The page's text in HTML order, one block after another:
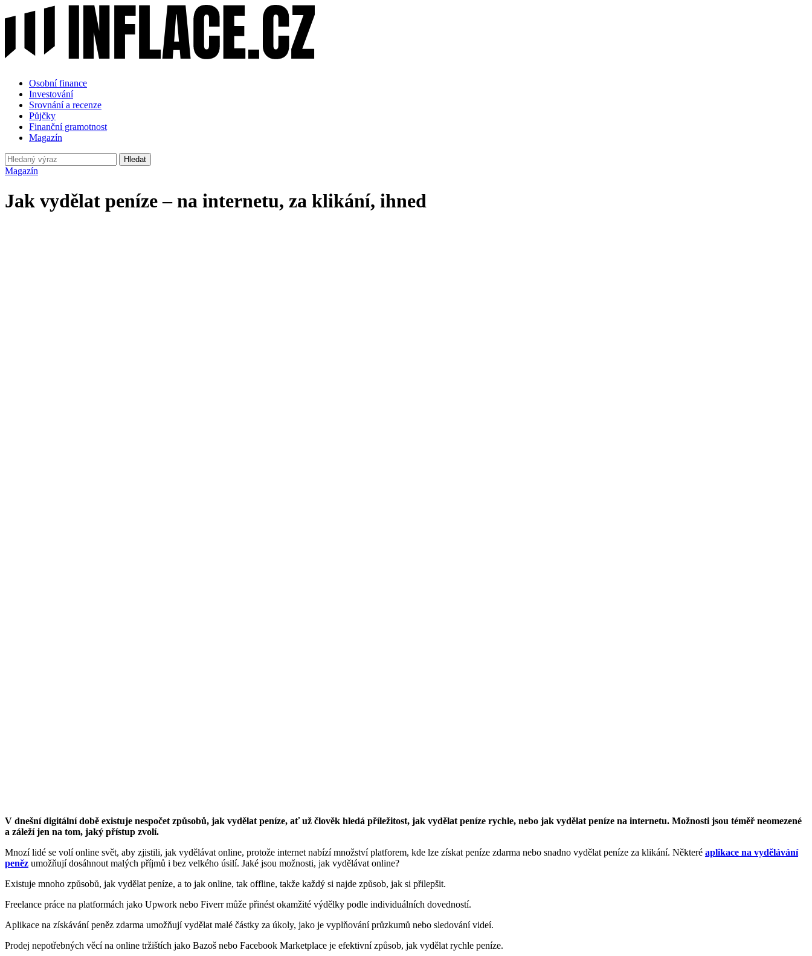
Osobní finance
Investování
Srovnání a recenze
Půjčky
Finanční gramotnost
Magazín
Hledat
Magazín
Jak vydělat peníze – na internetu, za klikání, ihned
V dnešní digitální době existuje nespočet způsobů, jak vydělat peníze, ať už člověk hledá příležitost, jak vydělat peníze rychle, nebo jak vydělat peníze na internetu. Možnosti jsou téměř neomezené
a záleží jen na tom, jaký přístup zvolí.
Mnozí lidé se volí online svět, aby zjistili, jak vydělávat online, protože internet nabízí množství platforem, kde lze získat peníze zdarma nebo snadno vydělat peníze za klikání. Některé aplikace na vydělávání
peněz umožňují dosáhnout malých příjmů i bez velkého úsilí. Jaké jsou možnosti, jak vydělávat online?
Existuje mnoho způsobů, jak vydělat peníze, a to jak online, tak offline, takže každý si najde způsob, jak si přilepšit.
Freelance práce na platformách jako Upwork nebo Fiverr může přinést okamžité výdělky podle individuálních dovedností.
Aplikace na získávání peněz zdarma umožňují vydělat malé částky za úkoly, jako je vyplňování průzkumů nebo sledování videí.
Prodej nepotřebných věcí na online tržištích jako Bazoš nebo Facebook Marketplace je efektivní způsob, jak vydělat rychle peníze.